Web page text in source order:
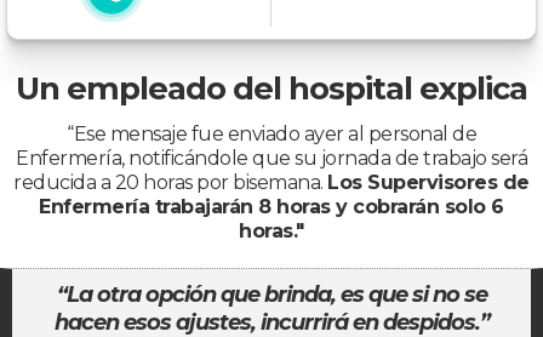
Un empleado del hospital explica
“Ese mensaje fue enviado ayer al personal de
Enfermería, notificándole que su jornada de trabajo será
reducida a 20 horas por bisemana. Los Supervisores de
Enfermería trabajarán 8 horas y cobrarán solo 6
horas."
“La otra opción que brinda, es que si no se
hacen esos ajustes, incurrirá en despidos.”